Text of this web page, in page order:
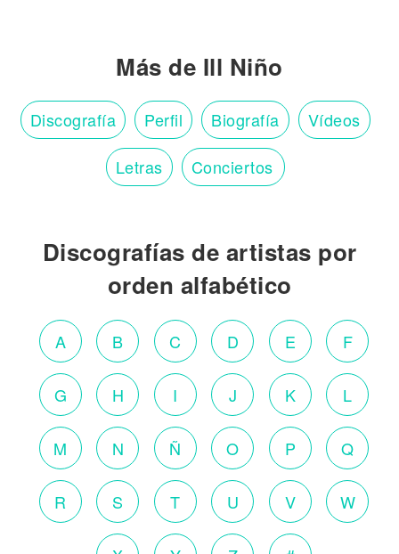
Más de Ill Niño
Discografía Perfil Biografía Vídeos
Letras Conciertos
Discografías de artistas por
orden alfabético
A B C D E F
G H I J K L
M N Ñ O P Q
R S T U V W